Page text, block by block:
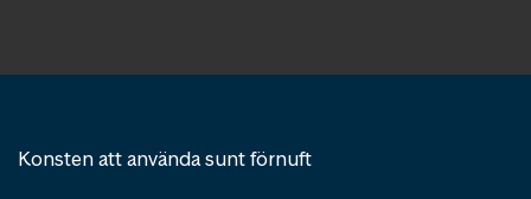
Konsten att använda sunt förnuft